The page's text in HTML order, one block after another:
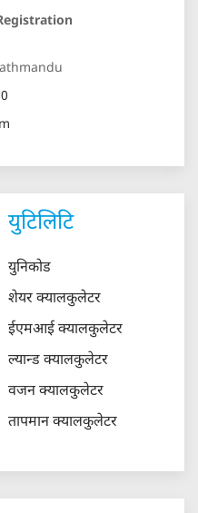
युटिलिटि
युनिकोड
शेयर क्यालकुलेटर
ईएमआई क्यालकुलेटर
ल्यान्ड क्यालकुलेटर
वजन क्यालकुलेटर
तापमान क्यालकुलेटर